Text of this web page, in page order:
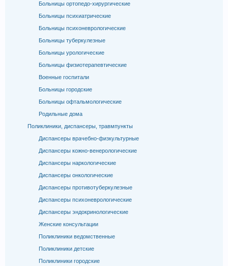
Больницы ортопедо-хирургические
Больницы психиатрические
Больницы психоневрологические
Больницы туберкулезные
Больницы урологические
Больницы физиотерапевтические
Военные госпитали
Больницы городские
Больницы офтальмологические
Родильные дома
Поликлиники, диспансеры, травмпункты
Диспансеры врачебно-физкультурные
Диспансеры кожно-венерологические
Диспансеры наркологические
Диспансеры онкологические
Диспансеры противотуберкулезные
Диспансеры психоневрологические
Диспансеры эндокринологические
Женские консультации
Поликлиники ведомственные
Поликлиники детские
Поликлиники городские